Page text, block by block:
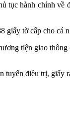
tục hành chính về
giấy tờ cấp cho
tiện giao
tuyến điều trị, giấy